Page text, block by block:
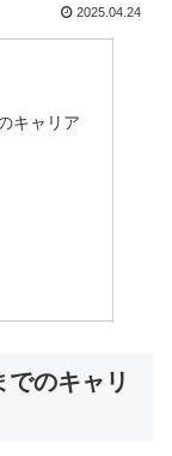
2025.04.24
キャリア
のキャリ